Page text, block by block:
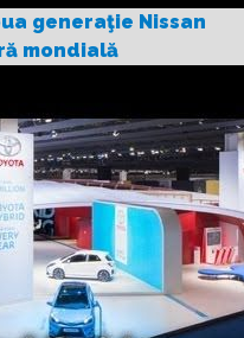
generaţie Nissan
mondială